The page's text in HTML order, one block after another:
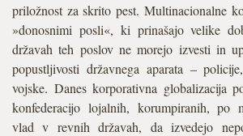
priložnost za skrito pest. Multinacionalne
»donosnimi posli«, ki prinašajo velike
državah teh poslov ne morejo izvesti in
popustljivosti državnega aparata –
vojske. Danes korporativna globalizacija
konfederacijo lojalnih, korumpiranih, po
vlad v revnih državah, da izvedejo